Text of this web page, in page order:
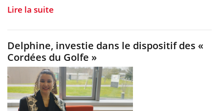
Lire la suite
Delphine, investie dans le dispositif des «
Cordées du Golfe »